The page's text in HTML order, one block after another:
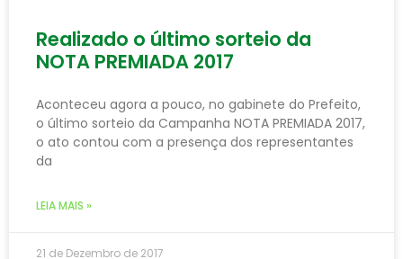
Realizado o último sorteio da
NOTA PREMIADA 2017
Aconteceu agora a pouco, no gabinete do Prefeito,
o último sorteio da Campanha NOTA PREMIADA 2017,
o ato contou com a presença dos representantes
da
LEIA MAIS »
21 de Dezembro de 2017